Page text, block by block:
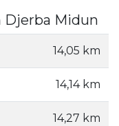
Djerba Midun
14,05 km
14,14 km
14,27 km